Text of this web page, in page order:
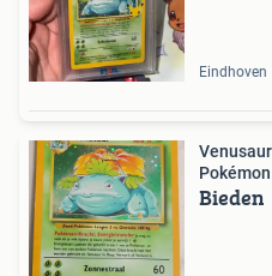
Eindhoven
Venusaur (NL
Bieden